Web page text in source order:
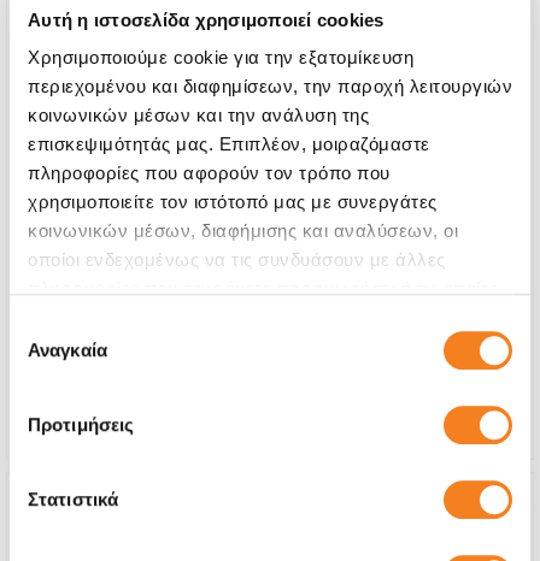
Αυτή η ιστοσελίδα χρησιμοποιεί cookies
Χρησιμοποιούμε cookie για την εξατομίκευση
περιεχομένου και διαφημίσεων, την παροχή λειτουργιών
κοινωνικών μέσων και την ανάλυση της
επισκεψιμότητάς μας. Επιπλέον, μοιραζόμαστε
πληροφορίες που αφορούν τον τρόπο που
χρησιμοποιείτε τον ιστότοπό μας με συνεργάτες
κοινωνικών μέσων, διαφήμισης και αναλύσεων, οι
οποίοι ενδεχομένως να τις συνδυάσουν με άλλες
των υπηρεσιών τους.
συγκατάθεσης
Αναγκαία
Προτιμήσεις
Στατιστικά
Αυθεντική Οθόνη
-
1-2 ώρες
Εγγύηση
12 μήνες